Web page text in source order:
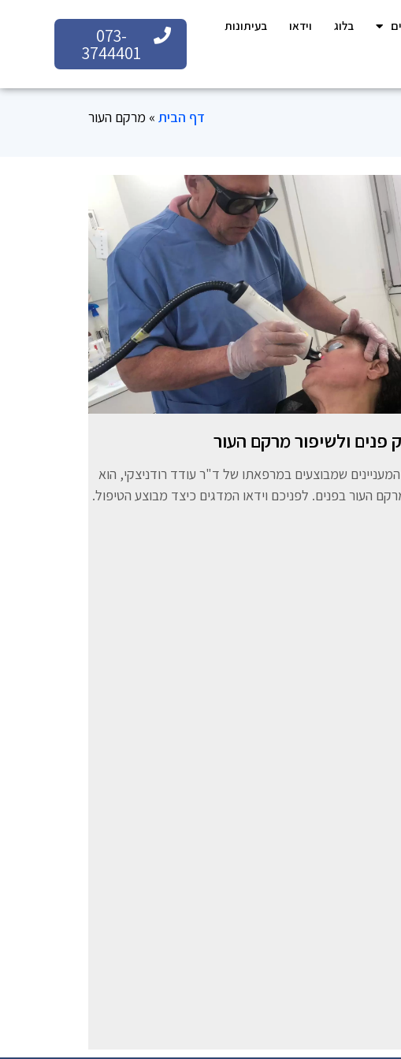
בלוג וידאו בעיתונות 073-
3744401
דף הבית » מרקם העור
פנים ולשיפור מרקם העור
שמבוצעים במרפאתו של ד"ר עודד רודניצקי, הוא
העור בפנים. לפניכם וידאו המדגים כיצד מבוצע הטיפול.